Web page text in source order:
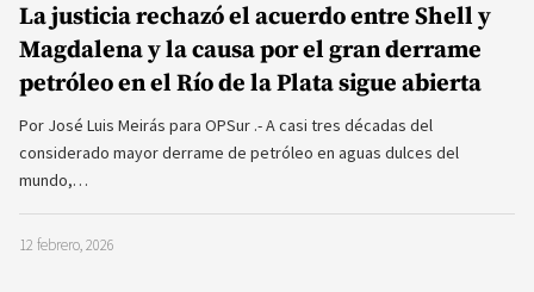
La justicia rechazó el acuerdo entre Shell y
Magdalena y la causa por el gran derrame
petróleo en el Río de la Plata sigue abierta
Por José Luis Meirás para OPSur .- A casi tres décadas del
considerado mayor derrame de petróleo en aguas dulces del
mundo,…
12 febrero, 2026